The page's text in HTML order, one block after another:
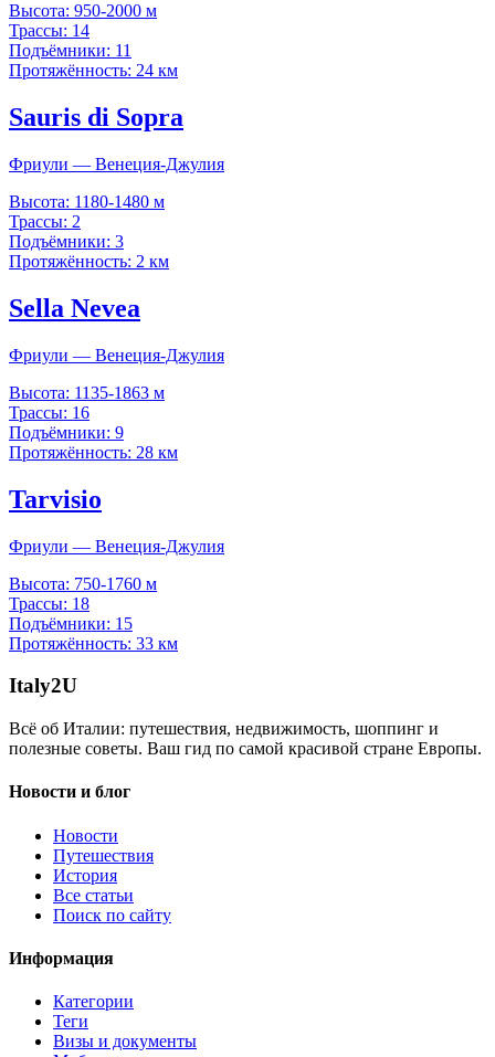
Высота: 950-2000 м
Трассы: 14
Подъёмники: 11
Протяжённость: 24 км
Sauris di Sopra
Фриули — Венеция-Джулия
Высота: 1180-1480 м
Трассы: 2
Подъёмники: 3
Протяжённость: 2 км
Sella Nevea
Фриули — Венеция-Джулия
Высота: 1135-1863 м
Трассы: 16
Подъёмники: 9
Протяжённость: 28 км
Tarvisio
Фриули — Венеция-Джулия
Высота: 750-1760 м
Трассы: 18
Подъёмники: 15
Протяжённость: 33 км
Italy2U
Всё об Италии: путешествия, недвижимость, шоппинг и
полезные советы. Ваш гид по самой красивой стране Европы.
Новости и блог
Новости
Путешествия
История
Все статьи
Поиск по сайту
Информация
Категории
Теги
Визы и документы